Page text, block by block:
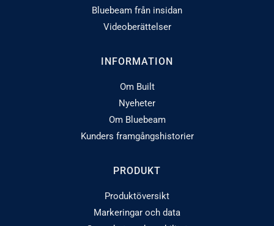
Bluebeam från insidan
Videoberättelser
INFORMATION
Om Built
Nyeheter
Om Bluebeam
Kunders framgångshistorier
PRODUKT
Produktöversikt
Markeringar och data